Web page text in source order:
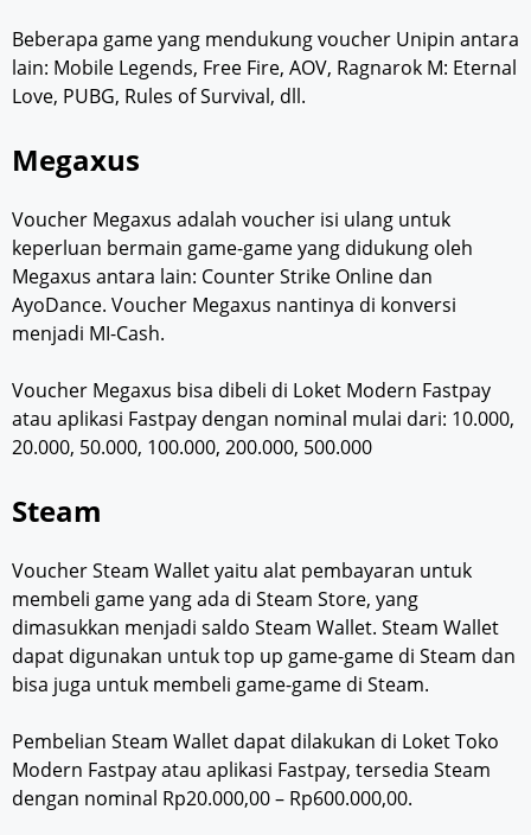
Beberapa game yang mendukung voucher Unipin antara
lain: Mobile Legends, Free Fire, AOV, Ragnarok M: Eternal
Love, PUBG, Rules of Survival, dll.
Megaxus
Voucher Megaxus adalah voucher isi ulang untuk
keperluan bermain game-game yang didukung oleh
Megaxus antara lain: Counter Strike Online dan
AyoDance. Voucher Megaxus nantinya di konversi
menjadi MI-Cash.
Voucher Megaxus bisa dibeli di Loket Modern Fastpay
atau aplikasi Fastpay dengan nominal mulai dari: 10.000,
20.000, 50.000, 100.000, 200.000, 500.000
Steam
Voucher Steam Wallet yaitu alat pembayaran untuk
membeli game yang ada di Steam Store, yang
dimasukkan menjadi saldo Steam Wallet. Steam Wallet
dapat digunakan untuk top up game-game di Steam dan
bisa juga untuk membeli game-game di Steam.
Pembelian Steam Wallet dapat dilakukan di Loket Toko
Modern Fastpay atau aplikasi Fastpay, tersedia Steam
dengan nominal Rp20.000,00 – Rp600.000,00.